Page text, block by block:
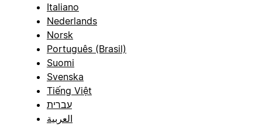
Italiano
Nederlands
Norsk
Português (Brasil)
Suomi
Svenska
Tiếng Việt
עברית
العربية